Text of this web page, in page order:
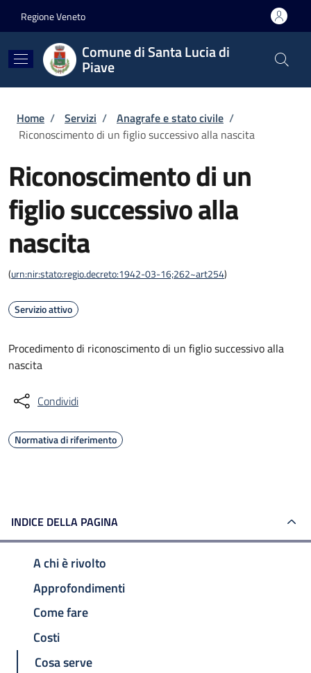
Regione Veneto
Comune di Santa Lucia di
Piave
Briciole di pane
Home / Servizi / Anagrafe e stato civile /
Riconoscimento di un figlio successivo alla nascita
Riconoscimento di un
figlio successivo alla
nascita
(urn:nir:stato:regio.decreto:1942-03-16;262~art254)
Servizio attivo
Procedimento di riconoscimento di un figlio successivo alla
nascita
Condividi
Normativa di riferimento
INDICE DELLA PAGINA
A chi è rivolto
Approfondimenti
Come fare
Costi
Cosa serve